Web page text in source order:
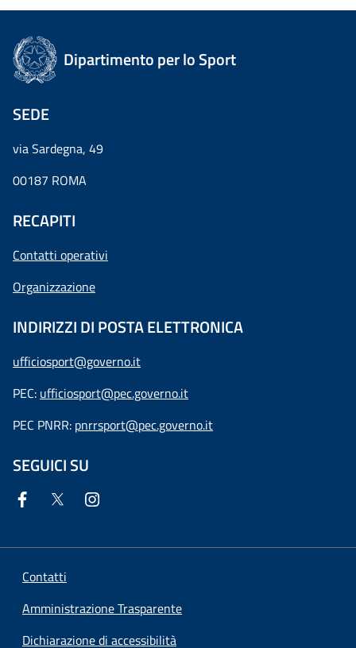
Dipartimento per lo Sport
SEDE
via Sardegna, 49
00187 ROMA
RECAPITI
Contatti operativi
Organizzazione
INDIRIZZI DI POSTA ELETTRONICA
ufficiosport@governo.it
PEC: ufficiosport@pec.governo.it
PEC PNRR: pnrrsport@pec.governo.it
SEGUICI SU
Contatti
Amministrazione Trasparente
Dichiarazione di accessibilità